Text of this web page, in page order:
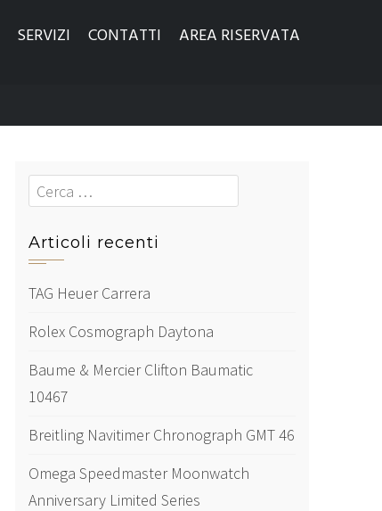
SERVIZI CONTATTI AREA RISERVATA
Cerca
Articoli recenti
TAG Heuer Carrera
Rolex Cosmograph Daytona
Baume & Mercier Clifton Baumatic
10467
Breitling Navitimer Chronograph GMT 46
Omega Speedmaster Moonwatch
Anniversary Limited Series